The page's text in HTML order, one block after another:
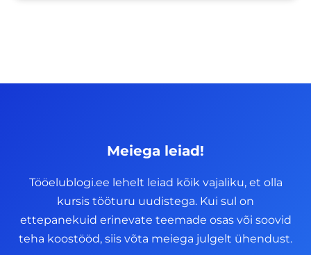
Meiega leiad!
Tööelublogi.ee lehelt leiad kõik vajaliku, et olla
kursis tööturu uudistega. Kui sul on
ettepanekuid erinevate teemade osas või soovid
teha koostööd, siis võta meiega julgelt ühendust.